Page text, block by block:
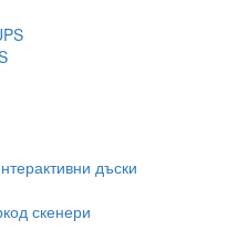
дъски
скенери